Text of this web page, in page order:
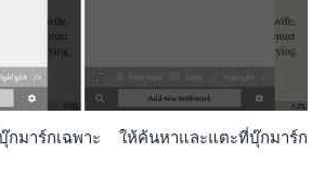
กมาร์กเฉพาะ ให้ค้นหาและแตะที่บุ๊กมาร์ก